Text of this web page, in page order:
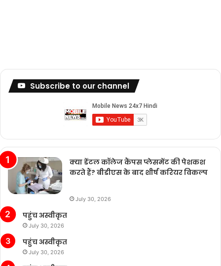
Subscribe to our channel
क्या डेंटल कॉलेज कैंपस प्लेसमेंट की पेशकश
करते हैं? बीडीएस के बाद शीर्ष करियर विकल्प
July 30, 2026
पहुंच अस्वीकृत
July 30, 2026
पहुंच अस्वीकृत
July 30, 2026